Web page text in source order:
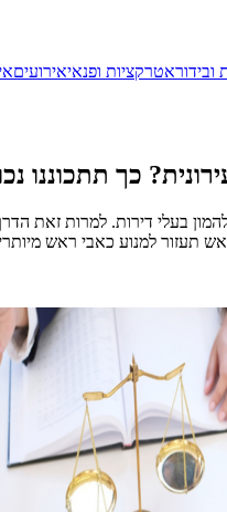
ובידוראטרקציות ופנאיאירועים
כך תתכוננו
בעלי דירות. למרות זאת
תעזור למנוע כאבי ראש